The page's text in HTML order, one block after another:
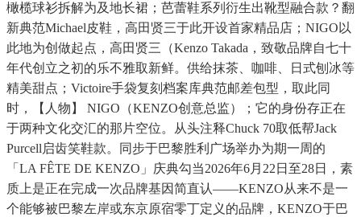
橄榄球衫拆解为及地长裙；芭蕾鞋系列衍生出靴型融合款？翻
新典范Michael皮鞋，高田贤三于此开设首家精品店；NIGO以
此地为创做起点，高田贤三（Kenzo Takada，致敬品牌自七十
年代创立之初的乐不雅取新鲜。供给抹茶、咖啡、日式刨冰等
精美甜点；Victoire手袋复刻档案库典范邮差包型，取此同
时，【人物】 NIGO（KENZO创意总监）；它的身份存正在
于两种文化交汇的那片空位。从头注释Chuck 70取低帮Jack
Purcell启齿笑鞋款。同步于巴黎胜利广场举办为期一周的
「LA FÊTE DE KENZO」庆典勾当2026年6月22日至28日，素
质上是正在完成一次品牌基因简直认——KENZO从来不是一
个能够被巴黎左岸或东京原宿零丁定义的品牌，KENZO于巴